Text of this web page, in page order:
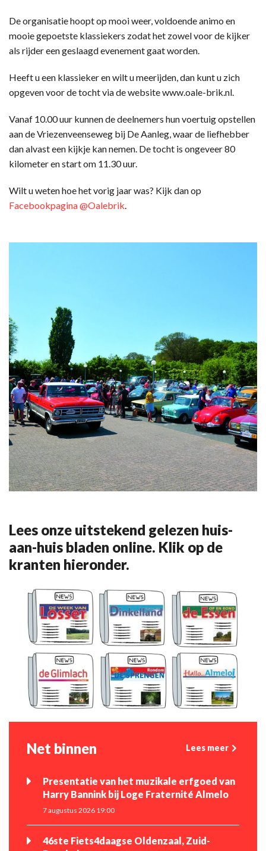
De organisatie hoopt op mooi weer, voldoende animo en
mooie gepoetste klassiekers zodat het zowel voor de kijker
als rijder een geslaagd evenement gaat worden.
Heeft u een klassieker en wilt u meerijden, dan kunt u zich
opgeven voor de tocht via de website www.oale-brik.nl.
Vanaf 10.00 uur kunnen de deelnemers hun voertuig opstellen
aan de Vriezenveenseweg bij De Aanleg, waar de liefhebber
dan alvast een kijkje kan nemen. De tocht is ongeveer 80
kilometer en start om 11.30 uur.
Wilt u weten hoe het vorig jaar was? Kijk dan op
Facebookpagina @Oalebrik
Lees onze uitstekend gelezen huis-
aan-huis bladen online. Klik op de
kranten hieronder.
Net binnen Lees meer
Presentatie van het muzikale erfgoed van
Harry Bannink bij Loge Fraternité Almelo
7 augustus 2026 19:00
46ste Fiets4daagse Oldenzaal, Zuid-